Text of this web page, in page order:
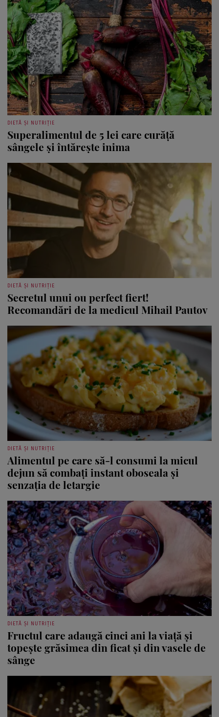
DIETĂ ȘI NUTRIȚIE
Superalimentul de 5 lei care curăță
sângele și întărește inima
DIETĂ ȘI NUTRIȚIE
Secretul unui ou perfect fiert!
Recomandări de la medicul Mihail Pautov
DIETĂ ȘI NUTRIȚIE
Alimentul pe care să-l consumi la micul
dejun să combați instant oboseala și
senzația de letargie
DIETĂ ȘI NUTRIȚIE
Fructul care adaugă cinci ani la viață și
topește grăsimea din ficat și din vasele de
sânge